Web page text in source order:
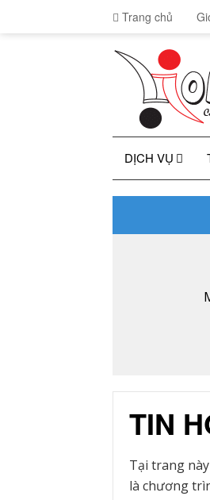
Trang chủ
DỊCH VỤ
TIN
Tại trang
là chương